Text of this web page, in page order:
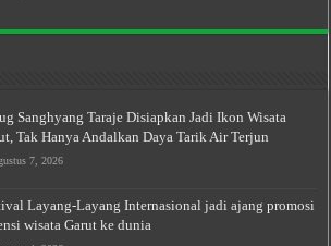
Sanghyang Taraje Disiapkan Jadi Ikon Wisata
Tak Hanya Andalkan Daya Tarik Air Terjun
7, 2026
Layang-Layang Internasional jadi ajang promosi
wisata Garut ke dunia